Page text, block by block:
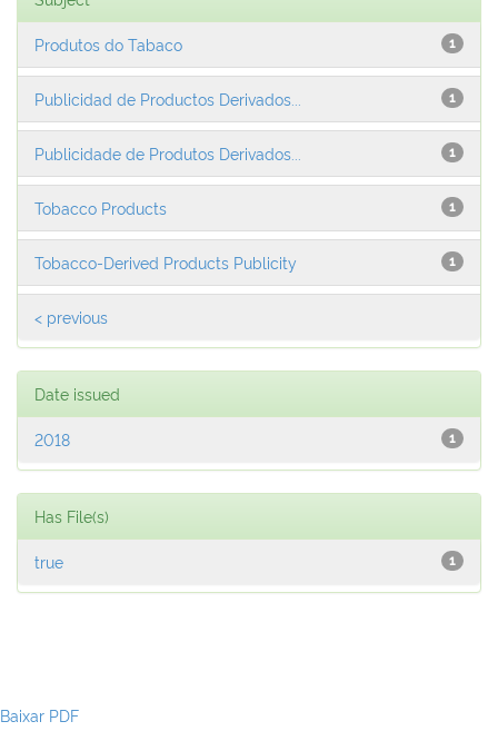
1
Produtos do Tabaco
1
Publicidad de Productos Derivados...
1
Publicidade de Produtos Derivados...
1
Tobacco Products
1
Tobacco-Derived Products Publicity
< previous
Date issued
1
2018
Has File(s)
1
true
Baixar PDF